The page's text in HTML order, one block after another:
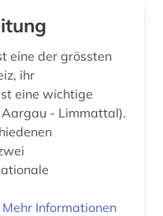
eine der grössten
ihr
eine wichtige
- Limmattal).
Mehr Informationen